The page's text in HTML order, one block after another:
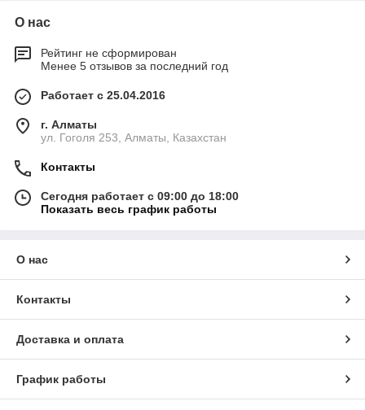
О нас
Рейтинг не сформирован
Менее 5 отзывов за последний год
Работает с 25.04.2016
г. Алматы
ул. Гоголя 253, Алматы, Казахстан
Контакты
Сегодня работает с 09:00 до 18:00
Показать весь график работы
О нас
Контакты
Доставка и оплата
График работы